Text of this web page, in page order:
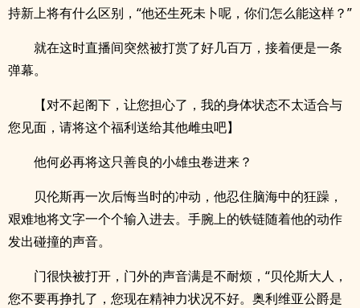
持新上将有什么区别，“他还生死未卜呢，你们怎么能这样？”
就在这时直播间突然被打赏了好几百万，接着便是一条
弹幕。
【对不起阁下，让您担心了，我的身体状态不太适合与
您见面，请将这个福利送给其他雌虫吧】
他何必再将这只善良的小雄虫卷进来？
贝伦斯再一次后悔当时的冲动，他忍住脑海中的狂躁，
艰难地将文字一个个输入进去。手腕上的铁链随着他的动作
发出碰撞的声音。
门很快被打开，门外的声音满是不耐烦，“贝伦斯大人，
您不要再挣扎了，您现在精神力状况不好。奥利维亚公爵是